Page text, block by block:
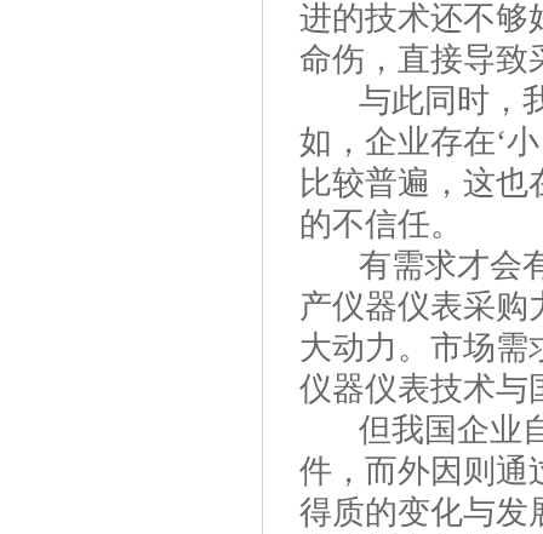
进的技术还不够
命伤，直接导致
与此同时，我
如，企业存在‘
比较普遍，这
的不信任。
有需求才会有
产仪器仪表采购
大动力。市场需
仪器仪表技术与
但我国企业自
件，而外因则通
得质的变化与发